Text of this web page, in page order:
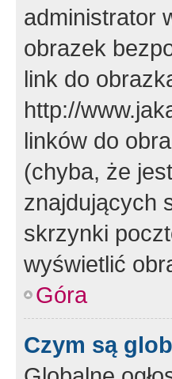
administrator
obrazek
link do
http://
linków do
(chyba, że
znajdujących
skrzynki
wyświetlić
Góra
Czym są